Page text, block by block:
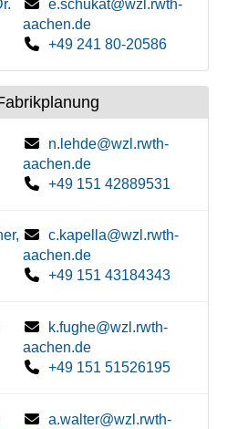
e.schukat@wzl.rwth-
aachen.de
+49 241 80-20586
n.lehde@wzl.rwth-
aachen.de
+49 151 42889531
c.kapella@wzl.rwth-
aachen.de
+49 151 43184343
k.fughe@wzl.rwth-
aachen.de
+49 151 51526195
a.walter@wzl.rwth-